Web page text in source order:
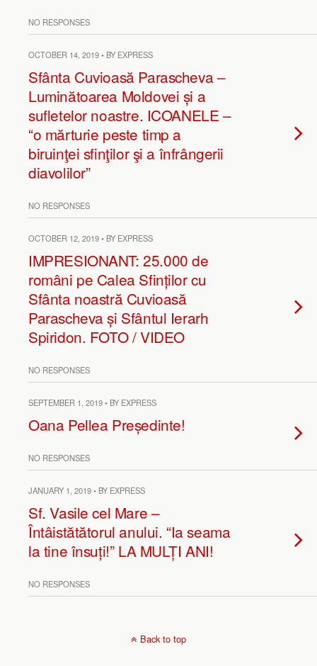
NO RESPONSES
OCTOBER 14, 2019 • BY EXPRESS
Sfânta Cuvioasă Parascheva –
Luminătoarea Moldovei și a
sufletelor noastre. ICOANELE –
“o mărturie peste timp a
biruinţei sfinţilor şi a înfrângerii
diavolilor”
NO RESPONSES
OCTOBER 12, 2019 • BY EXPRESS
IMPRESIONANT: 25.000 de
români pe Calea Sfinților cu
Sfânta noastră Cuvioasă
Parascheva și Sfântul Ierarh
Spiridon. FOTO / VIDEO
NO RESPONSES
SEPTEMBER 1, 2019 • BY EXPRESS
Oana Pellea Președinte!
NO RESPONSES
JANUARY 1, 2019 • BY EXPRESS
Sf. Vasile cel Mare –
Întâistătătorul anului. “Ia seama
la tine însuți!” LA MULȚI ANI!
NO RESPONSES
Back to top